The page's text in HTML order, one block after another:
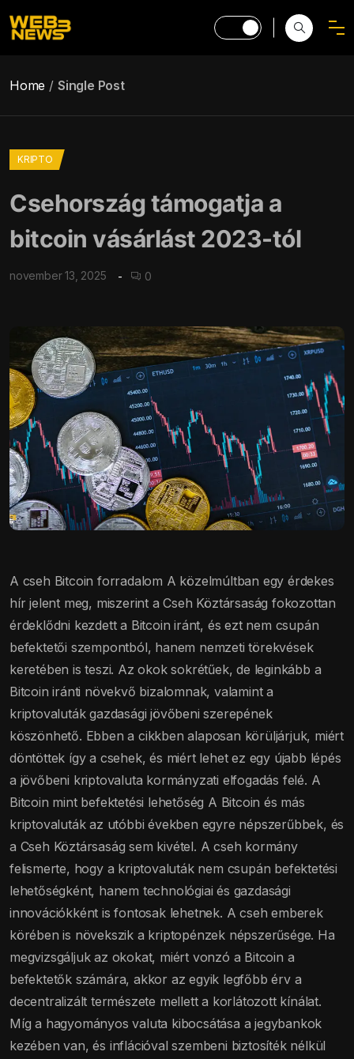
Home Single Post
KRIPTO
Csehország támogatja a
bitcoin vásárlást 2023-tól
november 13, 2025 0
A cseh Bitcoin forradalom A közelmúltban egy érdekes
hír jelent meg, miszerint a Cseh Köztársaság fokozottan
érdeklődni kezdett a Bitcoin iránt, és ezt nem csupán
befektetői szempontból, hanem nemzeti törekvések
keretében is teszi. Az okok sokrétűek, de leginkább a
Bitcoin iránti növekvő bizalomnak, valamint a
kriptovaluták gazdasági jövőbeni szerepének
köszönhető. Ebben a cikkben alaposan körüljárjuk, miért
döntöttek így a csehek, és miért lehet ez egy újabb lépés
a jövőbeni kriptovaluta kormányzati elfogadás felé. A
Bitcoin mint befektetési lehetőség A Bitcoin és más
kriptovaluták az utóbbi években egyre népszerűbbek, és
a Cseh Köztársaság sem kivétel. A cseh kormány
felismerte, hogy a kriptovaluták nem csupán befektetési
lehetőségként, hanem technológiai és gazdasági
innovációkként is fontosak lehetnek. A cseh emberek
körében is növekszik a kriptopénzek népszerűsége. Ha
megvizsgáljuk az okokat, miért vonzó a Bitcoin a
befektetők számára, akkor az egyik legfőbb érv a
decentralizált természete mellett a korlátozott kínálat.
Míg a hagyományos valuta kibocsátása a jegybankok
kezében van, és inflációval szembeni biztosíték nélkül